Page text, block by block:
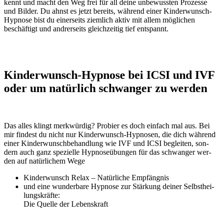
kennt und macht den Weg frei für all dei­ne unbe­wuss­ten Pro­zes­se
und Bil­der. Du ahnst es jetzt bereits, wäh­rend einer Kin­der­wunsch-
Hyp­no­se bist du einer­seits ziem­lich aktiv mit allem mög­li­chen
beschäf­tigt und and­rer­seits gleich­zei­tig tief ent­spannt.
Kin­der­wunsch-Hyp­no­se bei ICSI und IVF
oder um natür­lich schwan­ger zu wer­den
Das alles klingt merk­wür­dig? Pro­bier es doch ein­fach mal aus. Bei
mir fin­dest du nicht nur Kin­der­wunsch-Hyp­no­sen, die dich wäh­rend
einer Kin­der­wunsch­be­hand­lung wie IVF und ICSI beglei­ten, son­
dern auch ganz spe­zi­el­le Hyp­no­se­übun­gen für das schwan­ger wer­
den auf natür­li­chem Wege
Kin­der­wunsch Relax – Natür­li­che Emp­fäng­nis
und eine wun­der­ba­re Hyp­no­se zur Stär­kung dei­ner Selbst­hei­
lungs­kräf­te:
Die Quel­le der Lebens­kraft